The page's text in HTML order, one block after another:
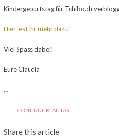
Kindergeburtstag für Tchibo.ch
Hier lest ihr mehr dazu!
Viel Spass dabei!
Eure Claudia
…
CONTINUE READING...
Share this article